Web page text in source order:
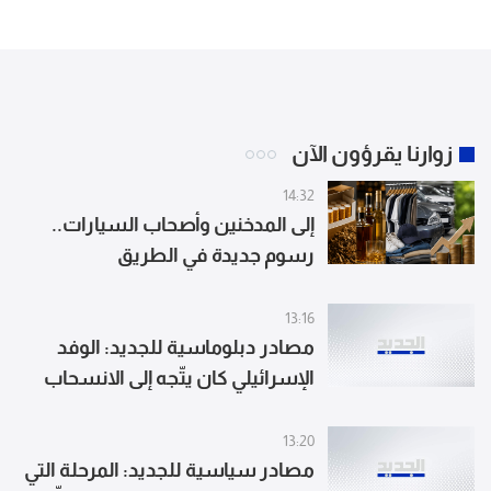
زوارنا يقرؤون الآن
14:32
إلى المدخنين وأصحاب السيارات..
رسوم جديدة في الطريق
13:16
مصادر دبلوماسية للجديد: الوفد
الإسرائيلي كان يتّجه إلى الانسحاب
اليوم الثالث قبل أن يتراجع عن قراره
ويحضر إثر ضغوط أميركية لاستمرار
13:20
مصادر سياسية للجديد: المرحلة التي